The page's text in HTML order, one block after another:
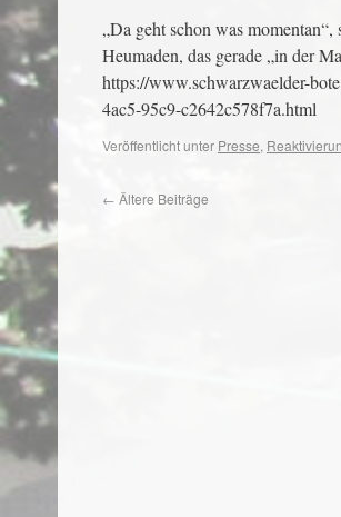
„Da geht schon was
Heumaden, das gerade „in der
https://www.schwarzwaelder-
4ac5-95c9-c2642c578f7a.html
Veröffentlicht unter Presse,
← Ältere Beiträge